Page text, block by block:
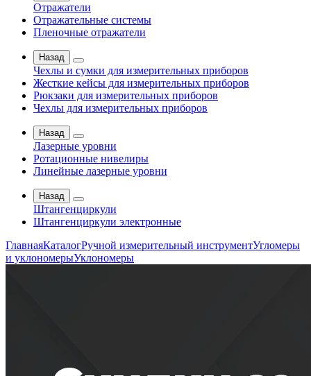
Отражатели
Отражательные системы
Пленочные отражатели
Назад
Чехлы и сумки для измерительных приборов
Жесткие кейсы для измерительных приборов
Рюкзаки для измерительных приборов
Чехлы для измерительных приборов
Назад
Лазерные уровни
Ротационные нивелиры
Линейные лазерные уровни
Назад
Штангенциркули
Штангенциркули электронные
ГлавнаяКаталогРучной измерительный инструментУгломеры
и уклономерыУклономеры